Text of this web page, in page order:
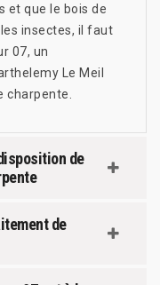
et que le bois de
insectes, il faut
07, un
Le Meil
de
de